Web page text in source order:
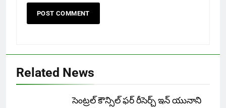
Related News
సెంట్రల్ కౌన్సిల్ ఫర్ రీసెర్చ్ ఇన్ యునాని